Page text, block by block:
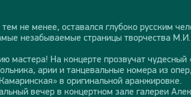
не менее, оставался глубоко русским
незабываемые страницы творчества
мастера! На концерте прозвучат
арии и танцевальные номера из
в оригинальной аранжировке.
вечер в концертном зале галереи